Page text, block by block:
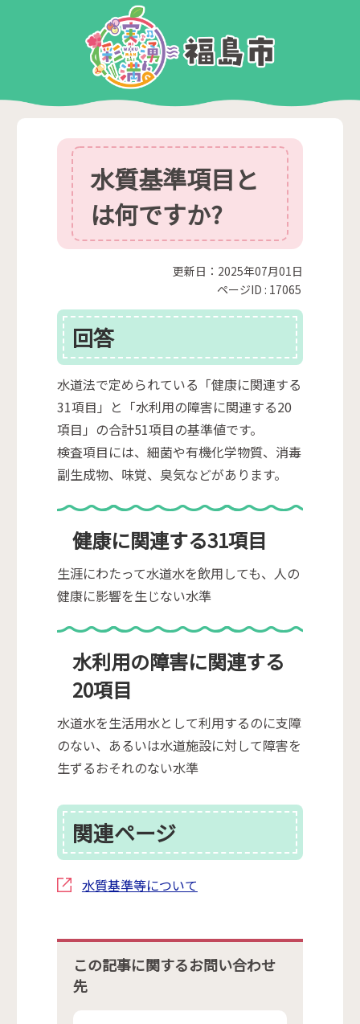
水質基準項目と
は何ですか?
更新日：2025年07月01日
ページID : 17065
回答
水道法で定められている「健康に関連する
31項目」と「水利用の障害に関連する20
項目」の合計51項目の基準値です。
検査項目には、細菌や有機化学物質、消毒
副生成物、味覚、臭気などがあります。
健康に関連する31項目
生涯にわたって水道水を飲用しても、人の
健康に影響を生じない水準
水利用の障害に関連する
20項目
水道水を生活用水として利用するのに支障
のない、あるいは水道施設に対して障害を
生ずるおそれのない水準
関連ページ
水質基準等について
この記事に関するお問い合わせ
先